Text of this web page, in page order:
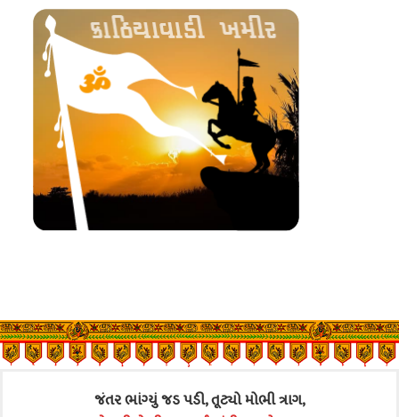
જંતર ભાંગ્યું જડ પડી, તૂટ્યો મોભી ત્રાગ,